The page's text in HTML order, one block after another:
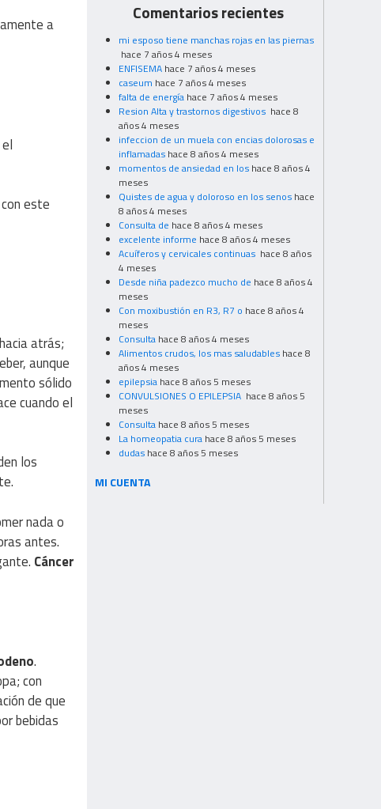
a
este
atrás;
aunque
sólido
cuando el
los
nada o
antes.
Cáncer
.
con
de que
bebidas
Comentarios recientes
mi esposo tiene manchas rojas en las piernas
hace 7 años 4 meses
ENFISEMA hace 7 años 4 meses
caseum hace 7 años 4 meses
falta de energía hace 7 años 4 meses
Resion Alta y trastornos digestivos hace 8
años 4 meses
infeccion de un muela con encias dolorosas e
inflamadas hace 8 años 4 meses
momentos de ansiedad en los hace 8 años 4
meses
Quistes de agua y doloroso en los senos hace
8 años 4 meses
Consulta de hace 8 años 4 meses
excelente informe hace 8 años 4 meses
Acuíferos y cervicales continuas hace 8 años
4 meses
Desde niña padezco mucho de hace 8 años 4
meses
Con moxibustión en R3, R7 o hace 8 años 4
meses
Consulta hace 8 años 4 meses
Alimentos crudos, los mas saludables hace 8
años 4 meses
epilepsia hace 8 años 5 meses
CONVULSIONES O EPILEPSIA hace 8 años 5
meses
Consulta hace 8 años 5 meses
La homeopatia cura hace 8 años 5 meses
dudas hace 8 años 5 meses
MI CUENTA